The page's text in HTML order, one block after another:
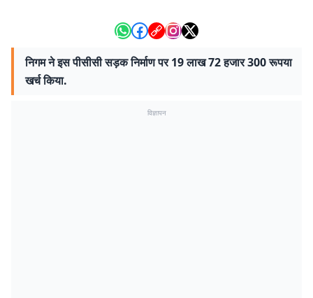
निगम ने इस पीसीसी सड़क निर्माण पर 19 लाख 72 हजार 300 रूपया
खर्च किया.
विज्ञापन